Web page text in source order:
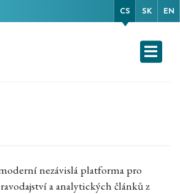
CS SK EN
nezávislá platforma pro
a analytických článků z